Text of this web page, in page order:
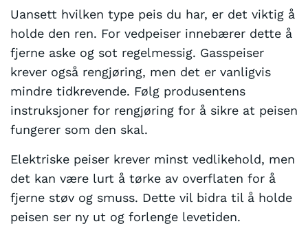
Uansett hvilken type peis du har, er det viktig å
holde den ren. For vedpeiser innebærer dette å
fjerne aske og sot regelmessig. Gasspeiser
krever også rengjøring, men det er vanligvis
mindre tidkrevende. Følg produsentens
instruksjoner for rengjøring for å sikre at peisen
fungerer som den skal.
Elektriske peiser krever minst vedlikehold, men
det kan være lurt å tørke av overflaten for å
fjerne støv og smuss. Dette vil bidra til å holde
peisen ser ny ut og forlenge levetiden.